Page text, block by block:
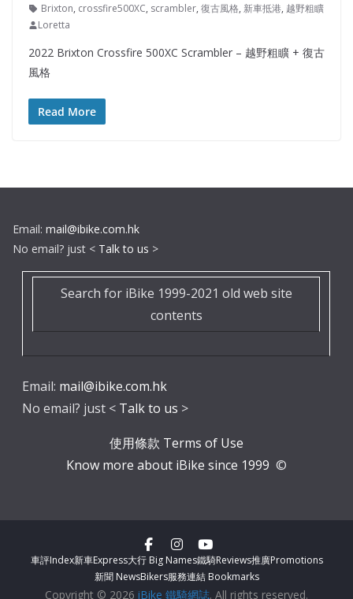
Brixton, crossfire500XC, scrambler, 復古風格, 新車抵港, 越野粗矌
Loretta
2022 Brixton Crossfire 500XC Scrambler – 越野粗矌 + 復古
風格
Read More
Email: mail@ibike.com.hk
No email? just < Talk to us >
Search for iBike 1999-2021 old web site
contents
Email: mail@ibike.com.hk
No email? just < Talk to us >
使用條款 Terms of Use
Know more about iBike since 1999 ©
車評Index新車Express大行 Big Names鐵騎Reviews推廣Promotions
新聞 NewsBikers服務連結 Bookmarks
Copyright © 2026 iBike 鐵騎網誌. All rights reserved.